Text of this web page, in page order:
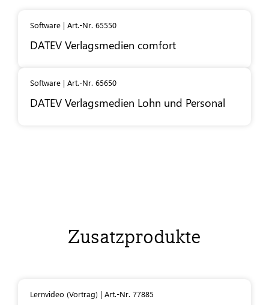
Software | Art.-Nr. 65550
DATEV Verlagsmedien comfort
Software | Art.-Nr. 65650
DATEV Verlagsmedien Lohn und Personal
Zusatzprodukte
Lernvideo (Vortrag) | Art.-Nr. 77885